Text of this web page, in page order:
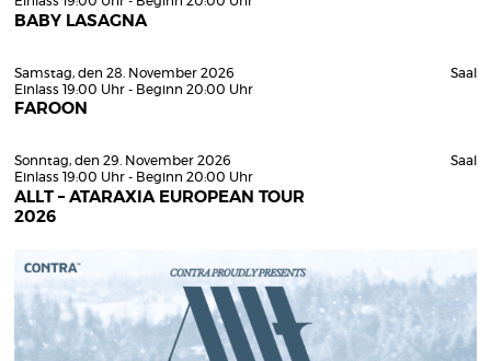
BABY LASAGNA
Samstag, den 28. November 2026
Einlass 19:00 Uhr - Beginn 20:00 Uhr
FAROON
Saal
Sonntag, den 29. November 2026
Einlass 19:00 Uhr - Beginn 20:00 Uhr
ALLT – ATARAXIA EUROPEAN TOUR
2026
Saal